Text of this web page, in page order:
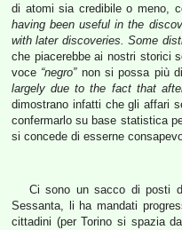
di atomi sia credibile o meno,
having been useful in the
with later discoveries. Some
che piacerebbe ai nostri storici
voce “negro”non si possa più
largely due to the fact that
dimostrano infatti che gli affari
confermarlo su base statistica
si concede di esserne
Ci sono un sacco di posti
Sessanta, li ha mandati
cittadini (per Torino si spazia